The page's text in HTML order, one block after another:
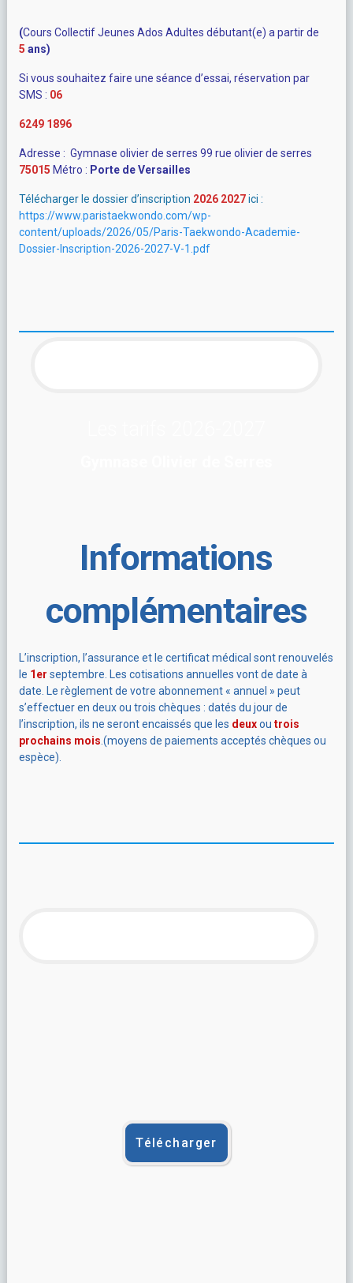
(Cours Collectif Jeunes Ados Adultes débutant(e) a partir de
5 ans)
Si vous souhaitez faire une séance d’essai, réservation par
SMS : 06
6249 1896
Adresse : Gymnase olivier de serres 99 rue olivier de serres
75015 Métro : Porte de Versailles
Télécharger le dossier d’inscription 2026 2027ici :
https://www.paristaekwondo.com/wp-
content/uploads/2026/05/Paris-Taekwondo-Academie-
Dossier-Inscription-2026-2027-V-1.pdf
Informations
complémentaires
L’inscription, l’assurance et le certificat médical sont renouvelés
le 1er septembre. Les cotisations annuelles vont de date à
date. Le règlement de votre abonnement « annuel » peut
s’effectuer en deux ou trois chèques : datés du jour de
l’inscription, ils ne seront encaissés que les deuxou trois
prochains mois.(moyens de paiements acceptés chèques ou
espèce).
Télécharger